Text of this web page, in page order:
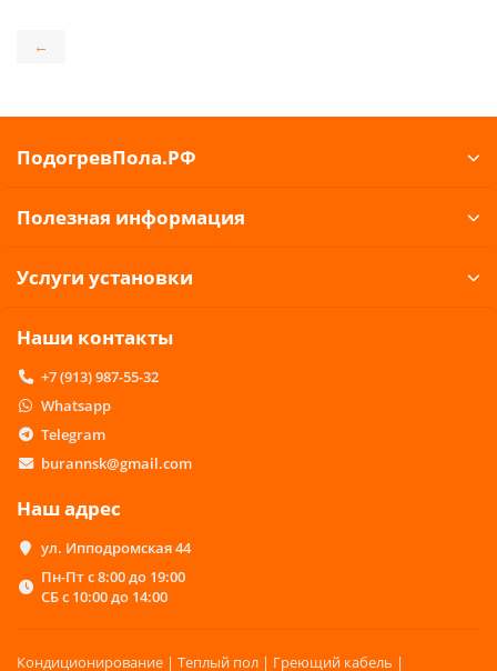
←
ПодогревПола.РФ
Полезная информация
Услуги установки
Наши контакты
+7 (913) 987-55-32
Whatsapp
Telegram
burannsk@gmail.com
Наш адрес
ул. Ипподромская 44
Пн-Пт с 8:00 до 19:00
СБ с 10:00 до 14:00
Кондиционирование | Теплый пол | Греющий кабель |